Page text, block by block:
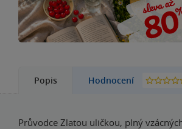
Popis Hodnocení
Průvodce Zlatou uličkou, plný